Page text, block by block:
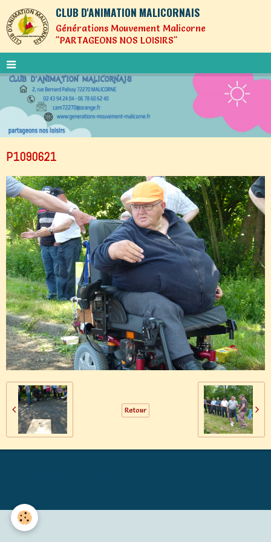
CLUB D'ANIMATION MALICORNAIS
Générations Mouvement Malicorne
"PARTAGEONS NOS LOISIRS"
P1090621
Retour